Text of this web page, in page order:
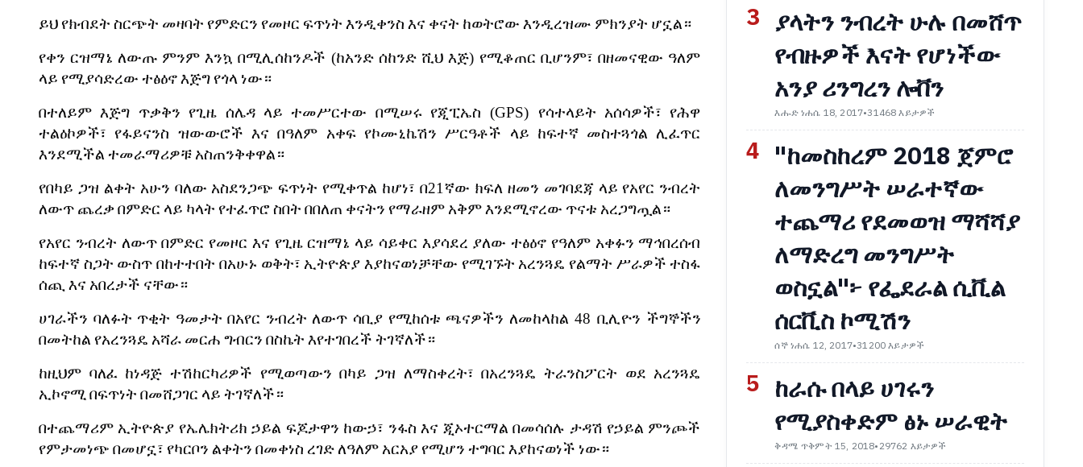
ይህ የክብደት ስርጭት መዛባት የምድርን የመዞር ፍጥነት እንዲቀንስ እና ቀናት ከወትሮው እንዲረዝሙ ምክንያት ሆኗል።
የቀን ርዝማኔ ለውጡ ምንም እንኳ በሚሊሰከንዶች (ከአንድ ሰከንድ ሺህ እጅ) የሚቆጠር ቢሆንም፣ በዘመናዊው ዓለም
ላይ የሚያሳድረው ተፅዕኖእጅግ የጎላ ነው።
በተለይም እጅግ ጥቃቅን የጊዜ ሰሌዳ ላይ ተመሥርተው በሚሠሩ የጂፒኤስ (GPS) የሳተላይት አሰሳዎች፣ የሕዋ
ተልዕኮዎች፣ የፋይናንስ ዝውውሮች እና በዓለም አቀፍ የኮሙኒኬሽን ሥርዓቶች ላይ ከፍተኛ መስተጓጎል ሊፈጥር
እንደሚችል ተመራማሪዎቹ አስጠንቅቀዋል።
የበካይ ጋዝ ልቀት አሁን ባለው አስደንጋጭ ፍጥነት የሚቀጥል ከሆነ፣ በ21 ኛው ክፍለ ዘመን መገባደጃ ላይ የአየር ንብረት
ለውጥ ጨረቃ በምድር ላይ ካላት የተፈጥሮ ስበት በበለጠ ቀናትን የማራዘም አቅምእንደሚኖረው ጥናቱ አረጋግጧል።
የአየር ንብረት ለውጥ በምድር የመዞር እና የጊዜ ርዝማኔ ላይ ሳይቀር እያሳደረ ያለው ተፅዕኖ የዓለም አቀፉን ማኅበረሰብ
ከፍተኛ ስጋት ውስጥ በከተተበት በአሁኑ ወቅት፣ ኢትዮጵያ እያከናወነቻቸው የሚገኙት አረንጓዴ የልማት ሥራዎች ተስፋ
ሰጪ እና አበረታች ናቸው።
ሀገራችን ባለፉት ጥቂት ዓመታት በአየር ንብረት ለውጥ ሳቢያ የሚከሰቱ ጫናዎችን ለመከላከል 48 ቢሊዮን ችግኞችን
በመትከል የአረንጓዴ አሻራ መርሐ ግብርን በስኬት እየተገበረች ትገኛለች።
ከዚህም ባለፈ ከነዳጅ ተሽከርካሪዎች የሚወጣውን በካይ ጋዝ ለማስቀረት፣ በአረንጓዴ ትራንስፖርት ወደ አረንጓዴ
ኢኮኖሚበፍጥነት በመሸጋገር ላይ ትገኛለች።
በተጨማሪም ኢትዮጵያ የኤሌክትሪክ ኃይል ፍጆታዋን ከውኃ፣ ንፋስ እና ጂኦተርማል በመሳሰሉ ታዳሽ የኃይል ምንጮች
የምታመነጭ በመሆኗ፣ የካርቦን ልቀትን በመቀነስ ረገድ ለዓለም አርአያ የሚሆን ተግባር እያከናወነች ነው።
3 ያላትን ንብረት ሁሉ በመሸጥ
የብዙዎች እናት የሆነችው
አንያ ሪንግረን ሎቨን
እሑድ ነሐሴ 18, 2017•31468 እይታዎች
4 "ከመስከረም 2018 ጀምሮ
ለመንግሥት ሠራተኛው
ተጨማሪ የደመወዝ ማሻሻያ
ለማድረግ መንግሥት
ወስኗል"፦ የፌደራል ሲቪል
ሰርቪስ ኮሚሽን
ሰኞ ነሐሴ 12, 2017•31200 እይታዎች
5 ከራሱ በላይ ሀገሩን
የሚያስቀድም ፅኑ ሠራዊት
ቅዳሜ ጥቅምት 15, 2018•29762 እይታዎች